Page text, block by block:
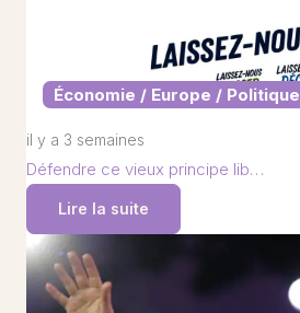
Économie / Europe / Politique
il y a 3 semaines
Défendre ce vieux principe lib…
Lire la suite